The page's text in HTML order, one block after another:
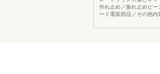
外れ止め／振れ止めピ
ード電装部品／その他